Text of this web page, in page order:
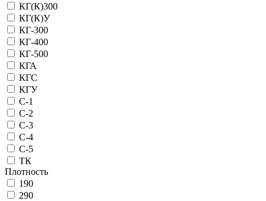
КГ(К)300
КГ(К)У
КГ-300
КГ-400
КГ-500
КГА
КГС
КГУ
С-1
С-2
С-3
С-4
С-5
ТК
Плотность
190
290